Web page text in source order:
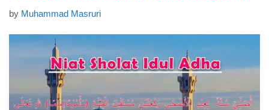
by Muhammad Masruri